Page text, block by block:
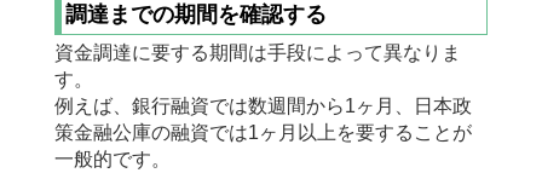
調達までの期間を確認する
資金調達に要する期間は手段によって異なりま
す。
例えば、銀行融資では数週間から1ヶ月、日本政
策金融公庫の融資では1ヶ月以上を要することが
一般的です。